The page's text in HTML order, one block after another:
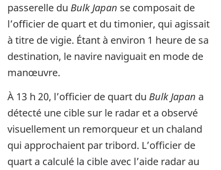
passerelle du Bulk Japan se composait de
l’officier de quart et du timonier, qui agissait
à titre de vigie. Étant à environ 1 heure de sa
destination, le navire naviguait en mode de
manœuvre.
À 13 h 20, l’officier de quart du Bulk Japan a
détecté une cible sur le radar et a observé
visuellement un remorqueur et un chaland
qui approchaient par tribord. L’officier de
quart a calculé la cible avec l’aide radar au